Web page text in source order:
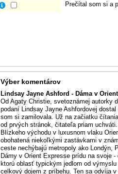
Prečítal som si a
Výber komentárov
Lindsay Jayne Ashford - Dáma v
Od Agaty Christie, svetoznámej autorky
podaní Lindsay Jayne Ashfordovej
som si zamilovala. Už na začiatku
od prvých stránok, čitateľa priam
Blízkeho východu v luxusnom vlaku
obohatená niekoľkými zastávkami v
ceste nechýbajú metropoly ako Londýn,
Dámy v Orient Expresse prídu na svoje
ktorú oblasť typickým jedlom od
celkový dojem z príbehu. Ten sa odvíja